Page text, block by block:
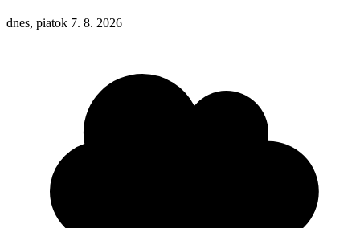
dnes, piatok 7. 8. 2026